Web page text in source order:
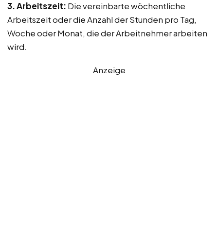
3. Arbeitszeit: Die vereinbarte wöchentliche
Arbeitszeit oder die Anzahl der Stunden pro Tag,
Woche oder Monat, die der Arbeitnehmer arbeiten
wird.
Anzeige